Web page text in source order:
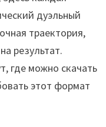
дуэльный
траектория,
результат.
где можно скачать
этот формат